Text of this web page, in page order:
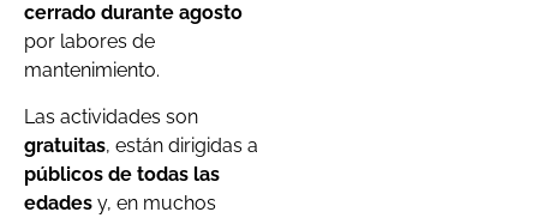
cerrado durante agosto
por labores de
mantenimiento.
Las actividades son
gratuitas, están dirigidas a
públicos de todas las
edades y, en muchos